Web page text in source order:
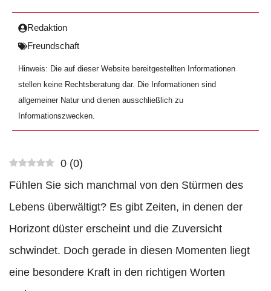
Redaktion
Freundschaft
Hinweis: Die auf dieser Website bereitgestellten Informationen
stellen keine Rechtsberatung dar. Die Informationen sind
allgemeiner Natur und dienen ausschließlich zu
Informationszwecken.
0 (0)
Fühlen Sie sich manchmal von den Stürmen des
Lebens überwältigt? Es gibt Zeiten, in denen der
Horizont düster erscheint und die Zuversicht
schwindet. Doch gerade in diesen Momenten liegt
eine besondere Kraft in den richtigen Worten